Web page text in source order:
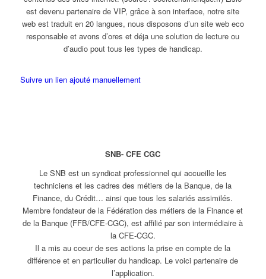
est devenu partenaire de VIP, grâce à son interface, notre site
web est traduit en 20 langues, nous disposons d’un site web eco
responsable et avons d’ores et déja une solution de lecture ou
d’audio pout tous les types de handicap.
Suivre un lien ajouté manuellement
SNB- CFE CGC
Le SNB est un syndicat professionnel qui accueille les
techniciens et les cadres des métiers de la Banque, de la
Finance, du Crédit… ainsi que tous les salariés assimilés.
Membre fondateur de la Fédération des métiers de la Finance et
de la Banque (FFB/CFE-CGC), est affilié par son intermédiaire à
la CFE-CGC.
Il a mis au coeur de ses actions la prise en compte de la
différence et en particulier du handicap. Le voici partenaire de
l’application.